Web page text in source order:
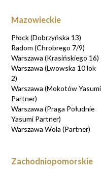
Mazowieckie
Płock (Dobrzyńska 13)
Radom (Chrobrego 7/9)
Warszawa (Krasińskiego 16)
Warszawa (Lwowska 10 lok
2)
Warszawa (Mokotów Yasumi
Partner)
Warszawa (Praga Południe
Yasumi Partner)
Warszawa Wola (Partner)
Zachodniopomorskie